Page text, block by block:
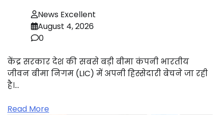
News Excellent
August 4, 2026
0
केंद्र सरकार देश की सबसे बड़ी बीमा कंपनी भारतीय
जीवन बीमा निगम (LIC) में अपनी हिस्सेदारी बेचने जा रही
है।…
Read More